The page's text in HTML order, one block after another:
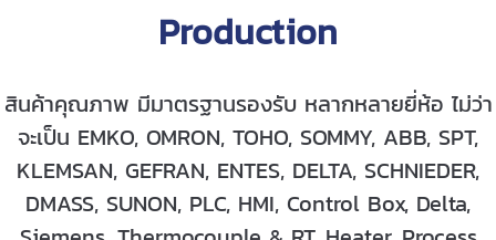
Production
สินค้าคุณภาพ มีมาตรฐานรองรับ หลากหลายยี่ห้อ ไม่ว่า
จะเป็น EMKO, OMRON, TOHO, SOMMY, ABB, SPT,
KLEMSAN, GEFRAN, ENTES, DELTA, SCHNIEDER,
DMASS, SUNON, PLC, HMI, Control Box, Delta,